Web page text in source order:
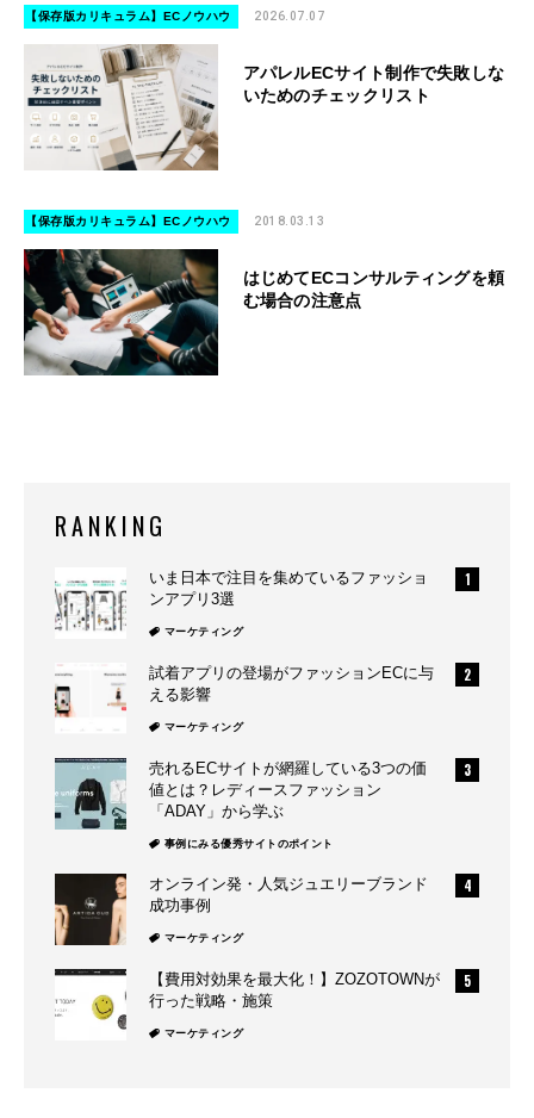
【保存版カリキュラム】ECノウハウ 2026.07.07
アパレルECサイト制作で失敗しな
いためのチェックリスト
【保存版カリキュラム】ECノウハウ 2018.03.13
はじめてECコンサルティングを頼
む場合の注意点
RANKING
いま日本で注目を集めているファッショ
ンアプリ3選
マーケティング
試着アプリの登場がファッションECに与
える影響
マーケティング
売れるECサイトが網羅している3つの価
値とは？レディースファッション
「ADAY」から学ぶ
事例にみる優秀サイトのポイント
オンライン発・人気ジュエリーブランド
成功事例
マーケティング
【費用対効果を最大化！】ZOZOTOWNが
行った戦略・施策
マーケティング